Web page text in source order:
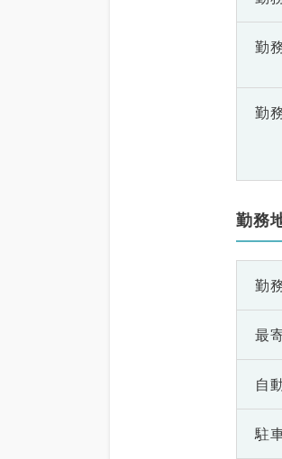
勤
勤
勤務
勤
最
自
駐